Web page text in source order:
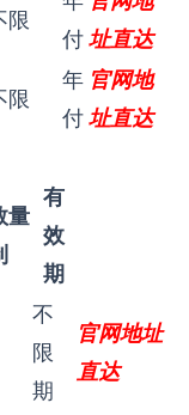
限
付址直达
限
年
付
官网地
址直达
量
有
效
期
不
限
期
官网地址
直达